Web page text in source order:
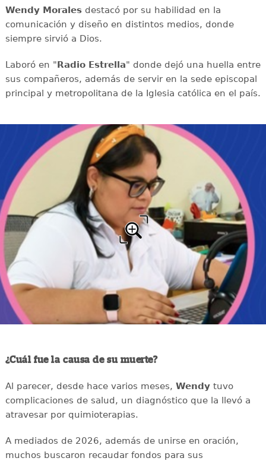
Wendy Moralesdestacó por su habilidad en la
comunicación y diseño en distintos medios, donde
siempre sirvió a Dios.
Laboró en "Radio Estrella" donde dejó una huella entre
sus compañeros, además de servir en la sede episcopal
principal y metropolitana de la Iglesia católica en el país.
¿Cuál fue la causa de su muerte?
Al parecer, desde hace varios meses, Wendytuvo
complicaciones de salud, un diagnóstico que la llevó a
atravesar por quimioterapias.
A mediados de 2026, además de unirse en oración,
muchos buscaron recaudar fondos para sus